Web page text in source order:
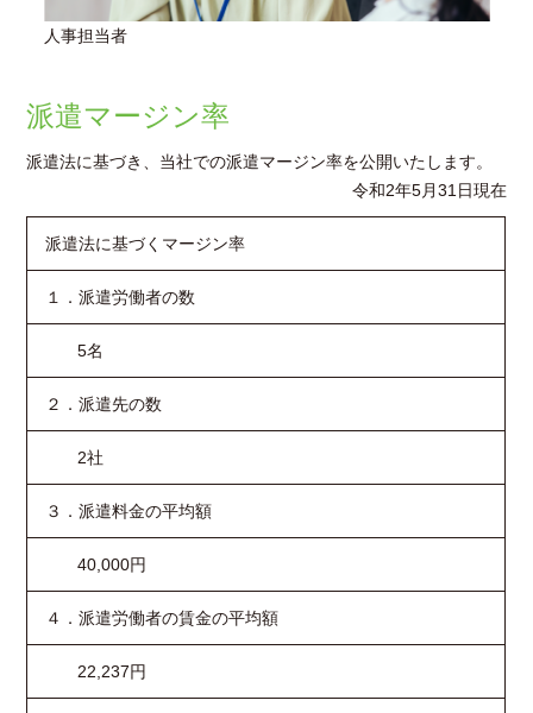
人事担当者
派遣マージン率
派遣法に基づき、当社での派遣マージン率を公開いたします。
令和2年5月31日現在
派遣法に基づくマージン率
１．派遣労働者の数
5名
２．派遣先の数
2社
３．派遣料金の平均額
40,000円
４．派遣労働者の賃金の平均額
22,237円